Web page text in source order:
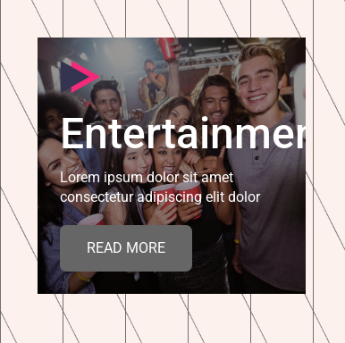
Entertainment
Lorem ipsum dolor sit amet
consectetur adipiscing elit dolor
READ MORE